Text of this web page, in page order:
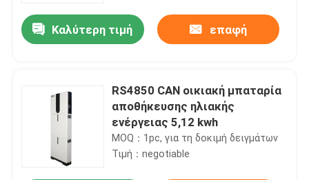
Αρχική Σελίδα
Σχετικά με εμάς
Καλύτερη τιμή επαφή
RS4850 CAN οικιακή μπαταρία
αποθήκευσης ηλιακής
ενέργειας 5,12 kwh
MOQ：1pc, για τη δοκιμή δειγμάτων
Τιμή：negotiable